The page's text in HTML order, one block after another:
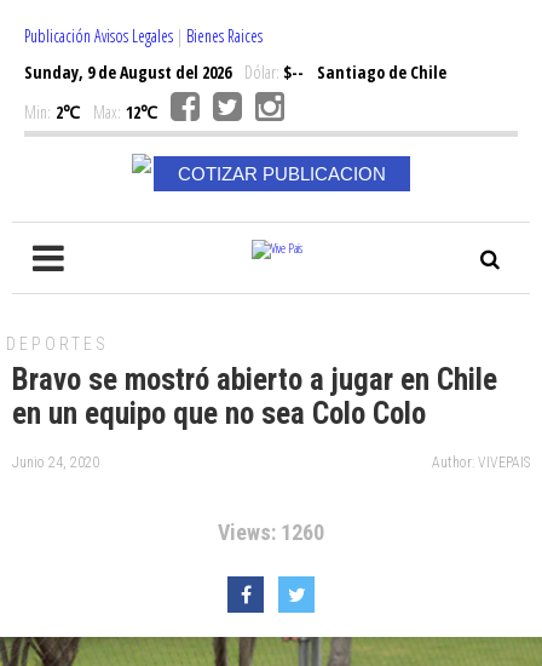
Publicación Avisos Legales | Bienes Raices
Sunday, 9 de August del 2026Dólar: $--
Santiago de Chile
Min: 2℃ Max: 12℃
COTIZAR PUBLICACION
DEPORTES
Bravo se mostró abierto a jugar en Chile
en un equipo que no sea Colo Colo
Junio 24, 2020 Author: VIVEPAIS
Views: 1260